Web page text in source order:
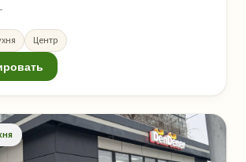
Центр